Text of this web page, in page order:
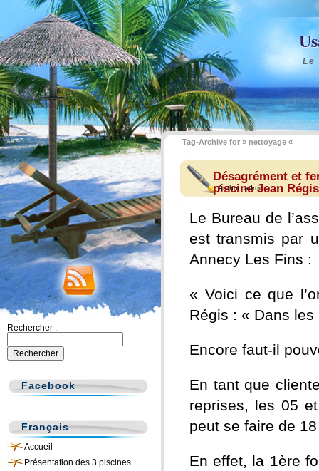
Le
Tag-Archive for » nettoyage «
Désagrément et
piscine Jean
Author:admin
Le Bureau de
est transmis par
Annecy Les Fins :
« Voici ce que
Régis : « Dans les
Encore faut-il
En tant que
reprises, les 05
peut se faire de
En effet, la 1ère
Rechercher :
Facebook
Français
Accueil
Présentation des 3 piscines